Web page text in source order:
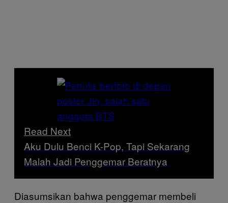
Read Next
Aku Dulu Benci K-Pop, Tapi Sekarang
Malah Jadi Penggemar Beratnya
Diasumsikan bahwa penggemar membeli